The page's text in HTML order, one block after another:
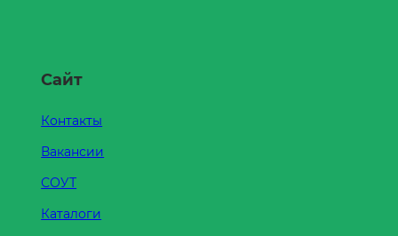
Сайт
Контакты
Вакансии
СОУТ
Каталоги